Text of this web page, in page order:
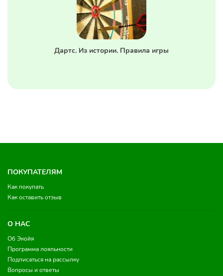
Дартс. Из истории. Правила игры
ПОКУПАТЕЛЯМ
Как покупать
Как оставить отзыв
О НАС
Об Экойя
Программа лояльности
Подписаться на рассылку
Вопросы и ответы